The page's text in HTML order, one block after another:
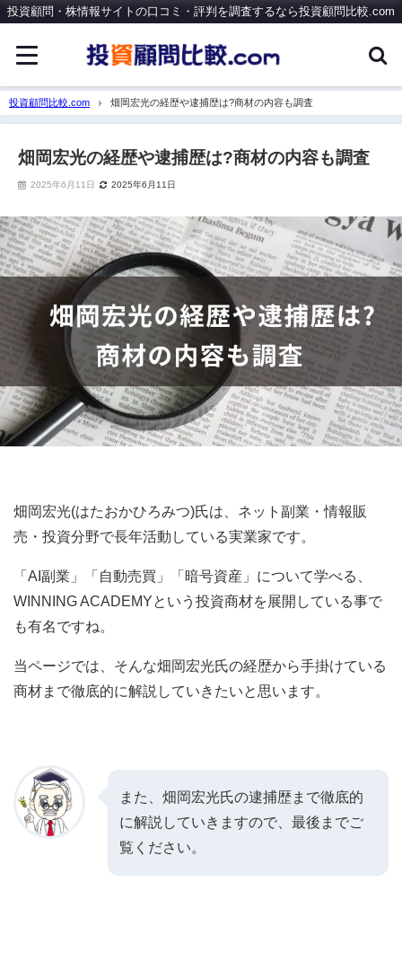
投資顧問・株情報サイトの口コミ・評判を調査するなら投資顧問比較.com
投資顧問比較.com 畑岡宏光の経歴や逮捕歴は?商材の内容も調査
畑岡宏光の経歴や逮捕歴は?商材の内容も調査
2025年6月11日 2025年6月11日
畑岡宏光(はたおかひろみつ)氏は、ネット副業・情報販
売・投資分野で長年活動している実業家です。
「AI副業」「自動売買」「暗号資産」について学べる、
WINNING ACADEMYという投資商材を展開している事で
も有名ですね。
当ページでは、そんな畑岡宏光氏の経歴から手掛けている
商材まで徹底的に解説していきたいと思います。
また、畑岡宏光氏の逮捕歴まで徹底的
に解説していきますので、最後までご
覧ください。